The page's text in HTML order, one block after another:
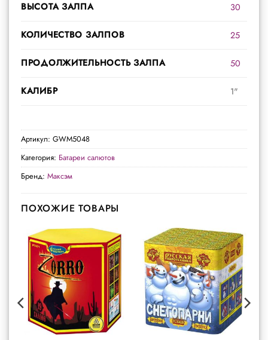
ВЫСОТА ЗАЛПА 30
КОЛИЧЕСТВО ЗАЛПОВ 25
ПРОДОЛЖИТЕЛЬНОСТЬ ЗАЛПА 50
КАЛИБР 1"
Артикул: GWM5048
Категория: Батареи салютов
Бренд: Максэм
ПОХОЖИЕ ТОВАРЫ